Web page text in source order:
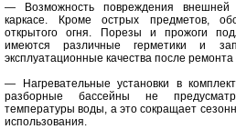
— Возможность повреждения внешней
каркасе. Кроме острых предметов,
открытого огня. Порезы и прожоги
имеются различные герметики и
эксплуатационные качества после
— Нагревательные установки в
разборные бассейны не
температуры воды, а это сокращает
использования.